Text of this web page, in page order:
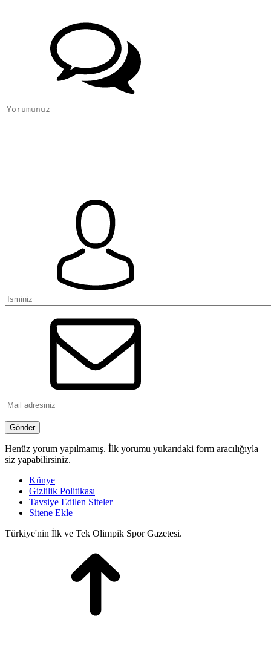
Henüz yorum yapılmamış. İlk yorumu yukarıdaki form aracılığıyla
siz yapabilirsiniz.
Künye
Gizlilik Politikası
Tavsiye Edilen Siteler
Sitene Ekle
Türkiye'nin İlk ve Tek Olimpik Spor Gazetesi.